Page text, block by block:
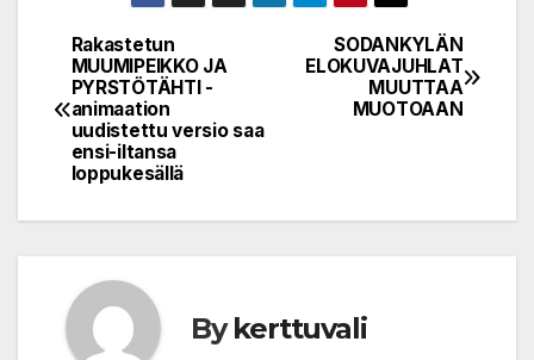
Post
navigation
SODANKYLÄN
ELOKUVAJUHLAT
MUUTTAA
MUOTOAAN
Rakastetun
MUUMIPEIKKO JA
PYRSTÖTÄHTI -
animaation
uudistettu versio saa
ensi-iltansa
loppukesällä
Bykerttuvali